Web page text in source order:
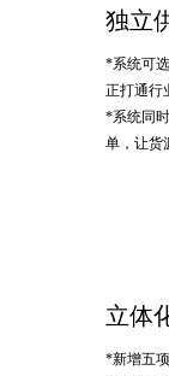
独立
*系统可
正打通行
*系统同
单，让货
立体
*新增五